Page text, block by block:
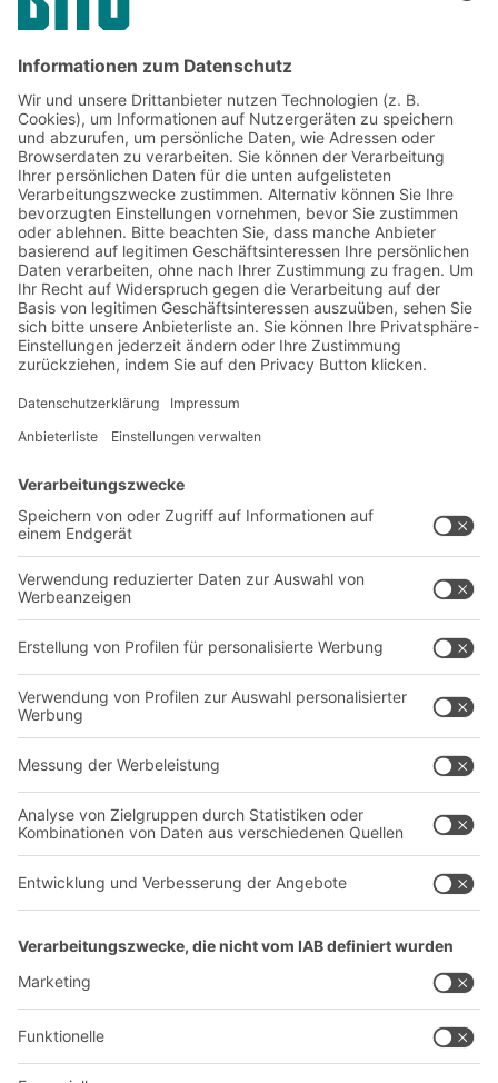
Jetzt beim BITO Newsletter
anmelden:
Lager- & Logistiknews
Exklusive Rabatte
Neuheiten
Newsletter abonnieren
Lösungen
Intralogistiklösungen
Behältersysteme
Regalsysteme
Transportsysteme
Dienstleistungen
Kontaktformular
Unternehmen
Über uns
Produktionsstandorte
Karriere
Follow us
YOUR LIFE.
+41 41 790 20 64